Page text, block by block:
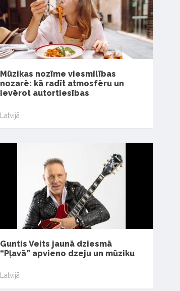
Mūzikas nozīme viesmīlības
nozarē: kā radīt atmosfēru un
ievērot autortiesības
Latvijā
Guntis Veits jaunā dziesmā
“Pļavā” apvieno dzeju un mūziku
Latvijā